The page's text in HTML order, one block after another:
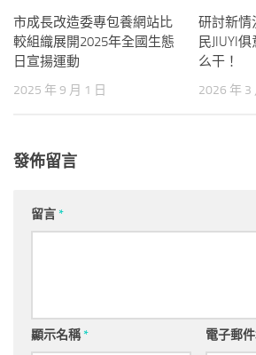
市成長改造委專包養網站比
較組織展開2025年全國生態
日宣揚運動
2025 年 9 月 1 日
研討新情
民JIUYI
么干！
2026 年 3
發佈留言
留言*
顯示名稱* 電子郵